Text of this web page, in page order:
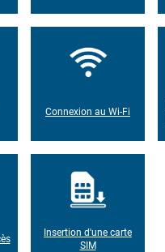
Connexion au Wi-Fi
Insertion d'une carte
SIM